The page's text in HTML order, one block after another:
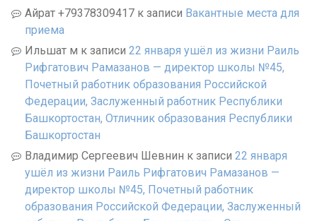
Айрат +79378309417 к записи Вакантные места для
приема
Ильшат м к записи 22 января ушёл из жизни Раиль
Рифгатович Рамазанов — директор школы №45,
Почетный работник образования Российской
Федерации, Заслуженный работник Республики
Башкортостан, Отличник образования Республики
Башкортостан
Владимир Сергеевич Шевнин к записи 22 января
ушёл из жизни Раиль Рифгатович Рамазанов —
директор школы №45, Почетный работник
образования Российской Федерации, Заслуженный